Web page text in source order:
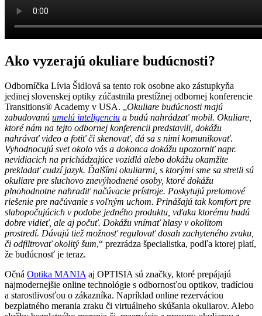
Ako vyzerajú okuliare budúcnosti?
Odborníčka Lívia Šidlová sa tento rok osobne ako zástupkyňa
jedinej slovenskej optiky zúčastnila prestížnej odbornej konferencie
Transitions® Academy v USA. „Okuliare budúcnosti majú
zabudovanú umelú inteligenciu a budú nahrádzať mobil. Okuliare,
ktoré nám na tejto odbornej konferencii predstavili, dokážu
nahrávať video a fotiť či skenovať, dá sa s nimi komunikovať.
Vyhodnocujú svet okolo vás a dokonca dokážu upozorniť napr.
nevidiacich na prichádzajúce vozidlá alebo dokážu okamžite
prekladať cudzí jazyk. Ďalšími okuliarmi, s ktorými sme sa stretli sú
okuliare pre sluchovo znevýhodnené osoby, ktoré dokážu
plnohodnotne nahradiť načúvacie prístroje. Poskytujú prelomové
riešenie pre načúvanie s voľným uchom. Prinášajú tak komfort pre
slabopočujúcich v podobe jedného produktu, vďaka ktorému budú
dobre vidieť, ale aj počuť. Dokážu vnímať hlasy v okolitom
prostredí. Dávajú tiež možnosť regulovať dosah zachyteného zvuku,
či odfiltrovať okolitý šum,“ prezrádza špecialistka, podľa ktorej platí,
že budúcnosť je teraz.
Očná Optika MANIA aj OPTISIA sú značky, ktoré prepájajú
najmodernejšie online technológie s odbornosťou optikov, tradíciou
a starostlivosťou o zákazníka. Napríklad online rezerváciou
bezplatného merania zraku či virtuálneho skúšania okuliarov. Alebo